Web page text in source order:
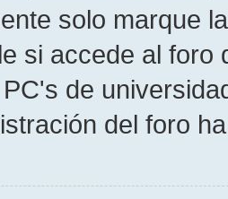
solo marque
si accede al foro
de
del foro